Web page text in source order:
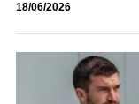
18/06/2026